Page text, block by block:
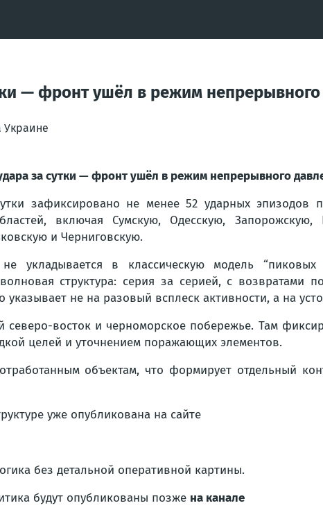
— фронт ушёл в режим
Украине
за сутки — фронт ушёл в режим непрерывного
зафиксировано не менее 52 ударных эпизодов
включая Сумскую, Одесскую, Запорожскую,
и Черниговскую.
укладывается в классическую модель “пиковых
структура: серия за серией, с
указывает не на разовый всплеск активности, а на
восток и черноморское побережье. Там
целей и уточнением поражающих элементов.
объектам, что формирует отдельный
уже опубликована на сайте
без детальной оперативной картины.
будут опубликованы позже на канале